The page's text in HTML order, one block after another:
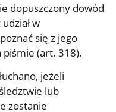
dopuszczony dowód
w
się z jego
piśmie (art. 318).
jeżeli
lub
zostanie